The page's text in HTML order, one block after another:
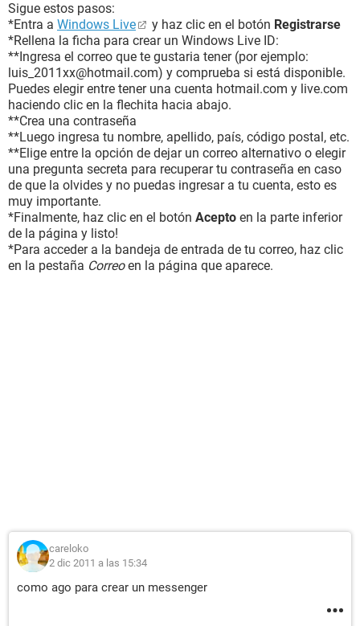
Sigue estos pasos:
*Entra a Windows Live y haz clic en el botón Registrarse
*Rellena la ficha para crear un Windows Live ID:
**Ingresa el correo que te gustaria tener (por ejemplo:
luis_2011xx@hotmail.com) y comprueba si está disponible.
Puedes elegir entre tener una cuenta hotmail.com y live.com
haciendo clic en la flechita hacia abajo.
**Crea una contraseña
**Luego ingresa tu nombre, apellido, país, código postal, etc.
**Elige entre la opción de dejar un correo alternativo o elegir
una pregunta secreta para recuperar tu contraseña en caso
de que la olvides y no puedas ingresar a tu cuenta, esto es
muy importante.
*Finalmente, haz clic en el botón Acepto en la parte inferior
de la página y listo!
*Para acceder a la bandeja de entrada de tu correo, haz clic
en la pestaña Correoen la página que aparece.
careloko
2 dic 2011 a las 15:34
como ago para crear un messenger